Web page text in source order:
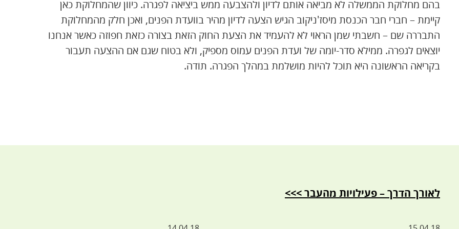
בהם מחלוקת הממשלה לא מביאה אותם לדיון ולהצבעה ממש ביציאה לפגרה. כיוון שהמחלוקת כאן
קיימת – חברי חבר הכנסת מיסז'ניקוב הגיש הצעה לדיון מהיר בוועדת הפנים, ואכן חלק מהמחלוקת
התבררה שם – חשבתי שמן הראוי לא להעמיד את הצעת החוק הזאת בצורה כזאת חפוזה כאשר אנחנו
יוצאים לגפרה. ממילא סדר-יומה של ועדת הפנים עמוס מספיק, ולא בטוח שגם אם ההצעה תעבור
בקריאה הראשונה היא תוכל להיות מושלמת במהלך הפגרה. תודה.
לאורך הדרך – פעילויות מהעבר >>>